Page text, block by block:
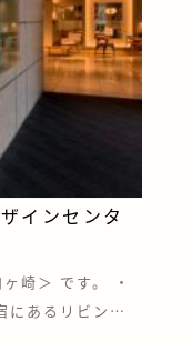
インセンタ
崎＞ です。 ・
にあるリビング